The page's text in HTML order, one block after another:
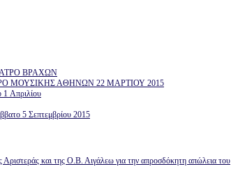
ΒΡΑΧΩΝ
ΜΟΥΣΙΚΗΣ ΑΘΗΝΩΝ 22 ΜΑΡΤΙΟΥ 2015
Απριλίου
5 Σεπτεμβρίου 2015
και της Ο.Β. Αιγάλεω για την απροσδόκητη απώλεια του